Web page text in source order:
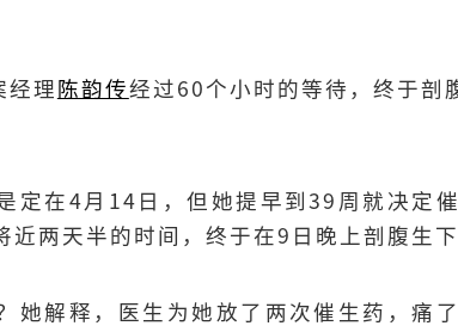
经理陈韵传经过60个小时的等待，终于剖
定在4月14日，但她提早到39周就决定
两天半的时间，终于在9日晚上剖腹生下
她解释，医生为她放了两次催生药，痛